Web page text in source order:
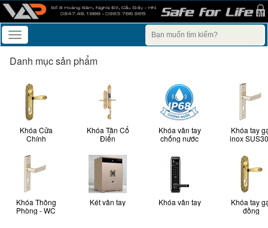
Toggle
navigation
Danh mục sản phẩm
Khóa Cửa
Chính
Khóa Thông
Phòng - WC
Khóa Tân Cổ
Điển
Két vân tay
Khóa vân tay
chống nước
Khóa vân tay
Khóa tay
inox
Khóa tay
đồng